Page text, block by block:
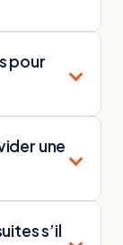
pour
une
s’il